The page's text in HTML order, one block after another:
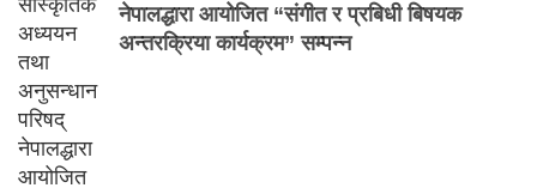
नेपालद्धारा आयोजित “संगीत र प्रबिधी बिषयक
अन्तरक्रिया कार्यक्रम” सम्पन्न